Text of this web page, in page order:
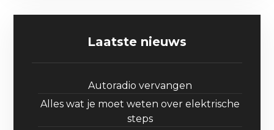
Laatste nieuws
Autoradio vervangen
Alles wat je moet weten over elektrische
steps